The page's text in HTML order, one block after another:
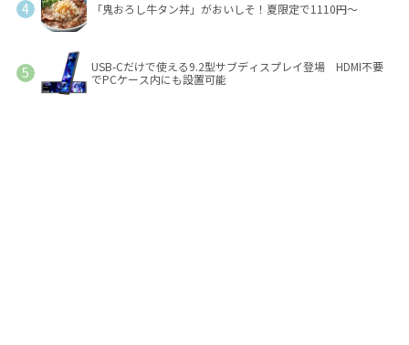
「鬼おろし牛タン丼」がおいしそ！夏限定で1110円～
USB-Cだけで使える9.2型サブディスプレイ登場 HDMI不要
でPCケース内にも設置可能